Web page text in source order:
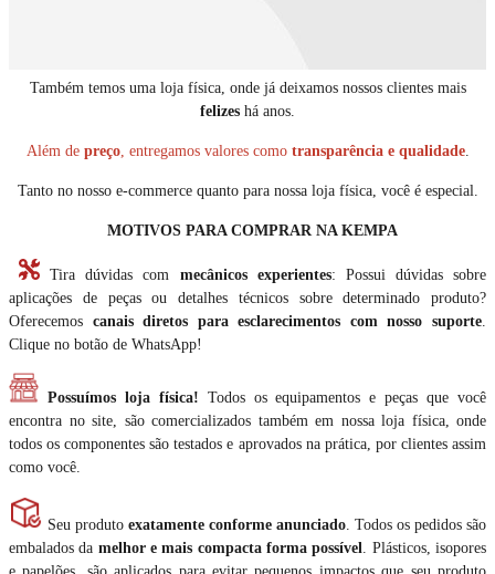
Também temos uma loja física, onde já deixamos nossos clientes mais
felizes há anos.
Além de preço, entregamos valores como transparência e qualidade.
Tanto no nosso e-commerce quanto para nossa loja física, você é especial.
MOTIVOS PARA COMPRAR NA KEMPA
Tira dúvidas com mecânicos experientes: Possui dúvidas sobre
aplicações de peças ou detalhes técnicos sobre determinado produto?
Oferecemos canais diretos para esclarecimentos com nosso suporte
Clique no botão de WhatsApp!
Possuímos loja física! Todos os equipamentos e peças que você
encontra no site, são comercializados também em nossa loja física, onde
todos os componentes são testados e aprovados na prática, por clientes assim
como você.
Seu produto exatamente conforme anunciado . Todos os pedidos são
embalados da melhor e mais compacta forma possível . Plásticos, isopores
e papelões, são aplicados para evitar pequenos impactos que seu produto